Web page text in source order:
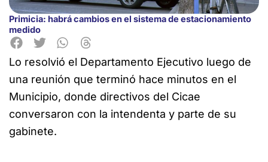
Primicia: habrá cambios en el sistema de estacionamiento
medido
Lo resolvió el Departamento Ejecutivo luego de
una reunión que terminó hace minutos en el
Municipio, donde directivos del Cicae
conversaron con la intendenta y parte de su
gabinete.